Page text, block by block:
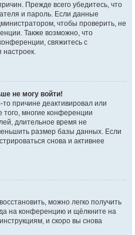
Прежде всего убедитесь, что
и пароль. Если данные
чтобы проверить, не
Также возможно, что
свяжитесь с
настроек.
не могу войти!
причине деактивировал или
того, многие конференции
длительное время не
размер базы данных. Если
снова и активнее
можно легко получить
на конференцию и щёлкните на
и скоро вы снова